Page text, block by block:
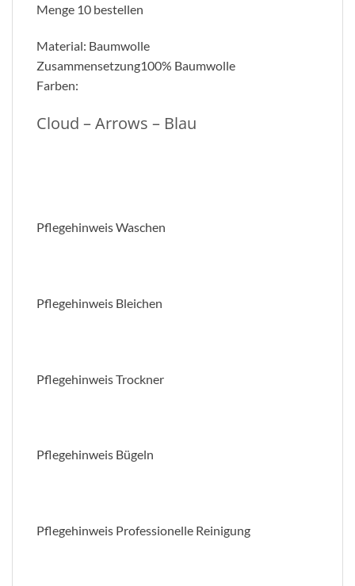
Menge 10 bestellen
Material: Baumwolle
Zusammensetzung100% Baumwolle
Farben:
Cloud – Arrows – Blau
Pflegehinweis Waschen
Pflegehinweis Bleichen
Pflegehinweis Trockner
Pflegehinweis Bügeln
Pflegehinweis Professionelle Reinigung